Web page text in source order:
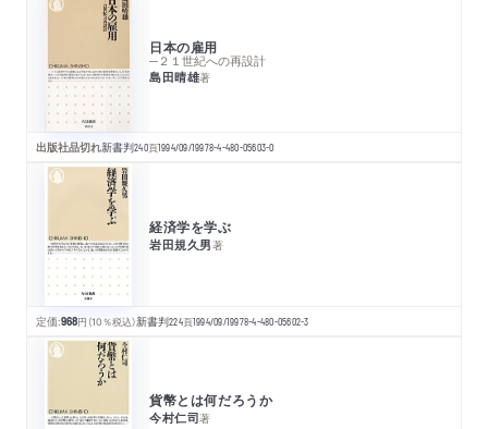
日本の雇用
─２１世紀への再設計
島田晴雄著
出版社品切れ新書判240頁1994/09/19978-4-480-05603-0
経済学を学ぶ
岩田規久男著
定価:968円 （10％税込）新書判224頁1994/09/19978-4-480-05602-3
貨幣とは何だろうか
今村仁司著